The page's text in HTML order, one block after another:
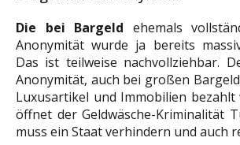
Die bei Bargeld ehemals
Anonymität wurde ja bereits
Das ist teilweise nachvollziehbar.
Anonymität, auch bei großen
Luxusartikel und Immobilien bezahlt
öffnet der Geldwäsche-Kriminalität
muss ein Staat verhindern und auch